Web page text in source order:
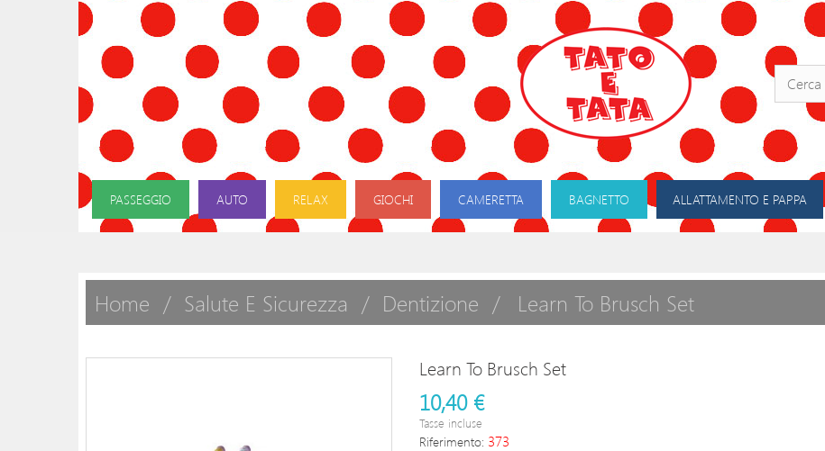
PASSEGGIO AUTO RELAX GIOCHI CAMERETTA BAGNETTO ALLATTAMENTO E PAPPA
Home Salute E Sicurezza Dentizione Learn To Brusch Set
Learn To Brusch Set
10,40 €
Tasse incluse
Riferimento: 373